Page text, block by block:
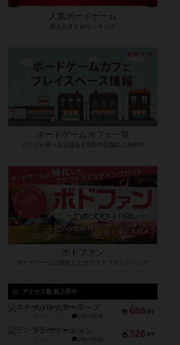
人気ボードゲーム
総合おすすめランキング
ボードゲームカフェ一覧
ボドゲが遊べる店舗を全国500店舗以上掲載中
ボドファン
ボードゲームに特化したクラウドファンディング
アクセス数 急上昇中
686 PT
スチームローラーズ
2件の投稿
326 PT
テンプテーション
2件の投稿